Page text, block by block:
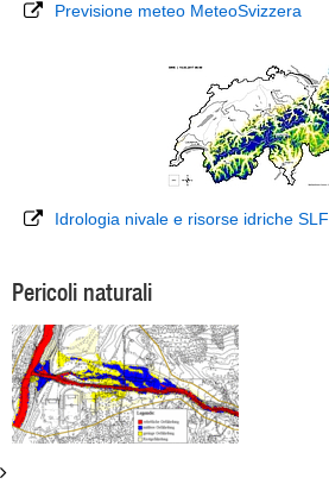
Previsione meteo MeteoSvizzera
Idrologia nivale e risorse idriche SLF
Pericoli naturali